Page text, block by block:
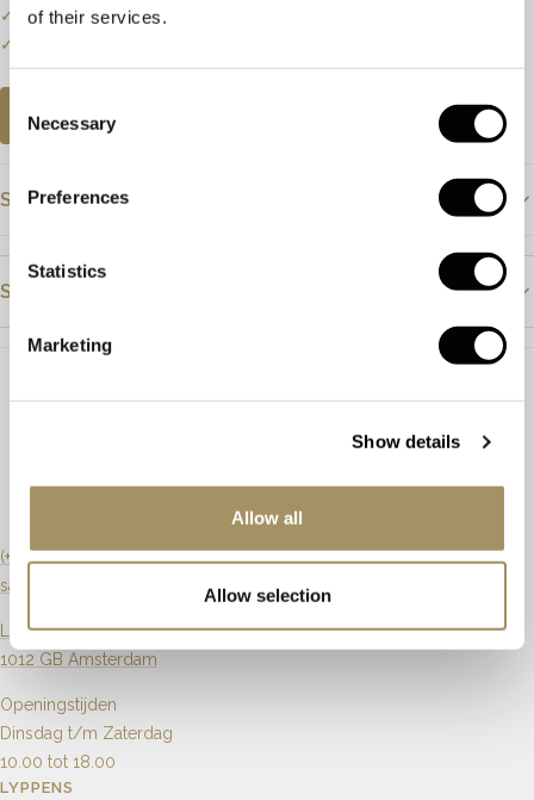
of their services.
Selection
Necessary
Preferences
Statistics
Marketing
Show details
Allow all
Allow selection
✓
Een klein deel van onze collectie staat online.
✓
AFSPRAAK PLANNEN
Specificaties
Prijs
Steensoort
Ringmaat 17 - 54
9401039107
Steendetails
Steensoort Diamant
Kleur Blauw H
Briljant
Karaat 1.00ct 0.11ct
1
(+31) 20 6270901
sales@lyppens.nl
Langebrugsteeg 8
1012 GB Amsterdam
Openingstijden
Dinsdag t/m Zaterdag
10.00 tot 18.00
LYPPENS